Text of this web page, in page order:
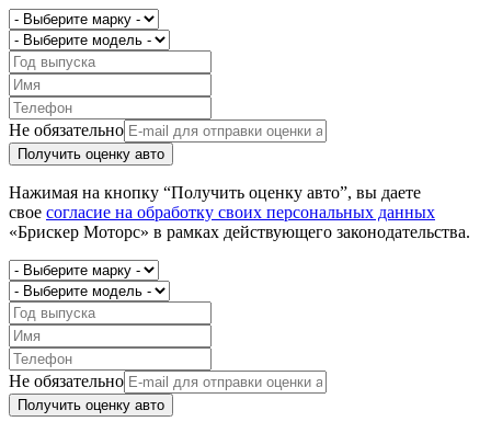
Не обязательно
Получить оценку авто
Нажимая на кнопку “Получить оценку авто”, вы даете
свое согласие на обработку своих персональных данных
«Брискер Моторс» в рамках действующего законодательства.
Не обязательно
Получить оценку авто